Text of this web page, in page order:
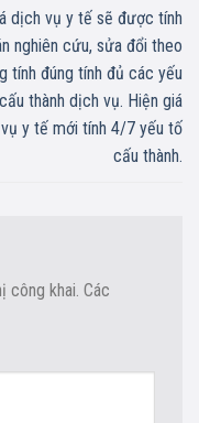
dịch vụ y tế sẽ được tính
nghiên cứu, sửa đổi theo
tính đúng tính đủ các yếu
thành dịch vụ. Hiện giá
y tế mới tính 4/7 yếu tố
cấu thành.
công khai. Các